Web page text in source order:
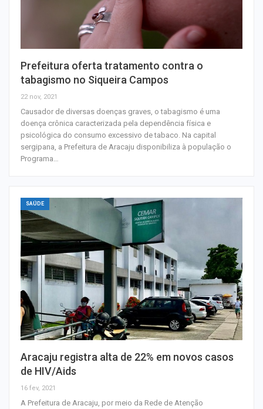
Prefeitura oferta tratamento contra o
tabagismo no Siqueira Campos
22 nov, 2021
Causador de diversas doenças graves, o tabagismo é uma
doença crônica caracterizada pela dependência física e
psicológica do consumo excessivo de tabaco. Na capital
sergipana, a Prefeitura de Aracaju disponibiliza à população o
Programa…
SAÚDE
Aracaju registra alta de 22% em novos casos
de HIV/Aids
16 fev, 2021
A Prefeitura de Aracaju, por meio da Rede de Atenção